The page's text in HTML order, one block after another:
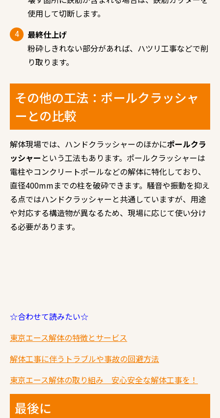
使用して切断します。
最終仕上げ
粉砕しきれない部分があれば、ハツリ工事などで削
り取ります。
その他の工法：ポールクラッシャ
ーとの比較
解体現場では、ハンドクラッシャーのほかにポールクラ
ッシャー という工法もあります。ポールクラッシャーは
電柱やコンクリートポールなどの解体に特化しており、
直径400mmまでの柱を破砕できます。騒音や振動を抑え
る点ではハンドクラッシャーと共通していますが、用途
や対応する構造物が異なるため、現場に応じて使い分け
る必要があります。
☆合わせて読みたい☆
東京エース解体の特徴とサービス
解体工事に伴うトラブルや事故の回避方法
東京エース解体の取り組み 安心安全な解体工事を！
最後に